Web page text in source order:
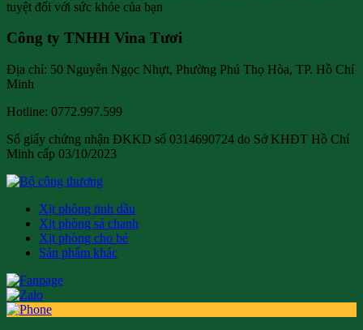
Công ty TNHH Vina Tươi
Địa chỉ: 50 Nguyễn Ngọc Nhựt, Phường Phú Thọ Hòa, TP. Hồ Chí
Minh
Hotline: 0772.997.599
Số giấy chứng nhận ĐKKD số 0314690724 do Sở KHĐT Hồ Chí
Minh cấp 03/10/2023
Xịt phòng tinh dầu
Xịt phòng sả chanh
Xịt phòng cho bé
Sản phẩm khác